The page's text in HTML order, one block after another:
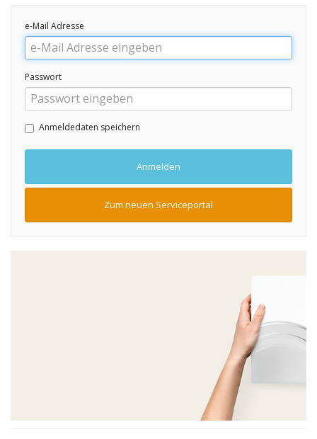
Hygiene
Kataloge
Rohstoffe
Anwendungsrezepturen
e-Mail Adresse
Passwort
Anmeldedaten speichern
Anmelden
Zum neuen Serviceportal